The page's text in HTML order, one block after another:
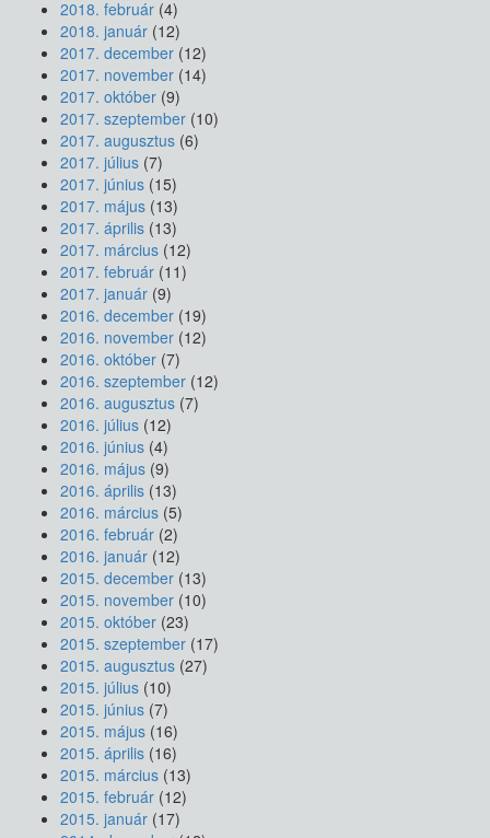
2018. február (4)
2018. január (12)
2017. december (12)
2017. november (14)
2017. október (9)
2017. szeptember (10)
2017. augusztus (6)
2017. július (7)
2017. június (15)
2017. május (13)
2017. április (13)
2017. március (12)
2017. február (11)
2017. január (9)
2016. december (19)
2016. november (12)
2016. október (7)
2016. szeptember (12)
2016. augusztus (7)
2016. július (12)
2016. június (4)
2016. május (9)
2016. április (13)
2016. március (5)
2016. február (2)
2016. január (12)
2015. december (13)
2015. november (10)
2015. október (23)
2015. szeptember (17)
2015. augusztus (27)
2015. július (10)
2015. június (7)
2015. május (16)
2015. április (16)
2015. március (13)
2015. február (12)
2015. január (17)